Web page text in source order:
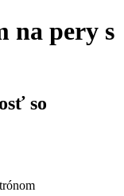
na pery s
so